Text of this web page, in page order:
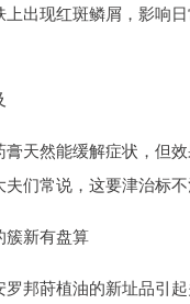
上出现红斑鳞屑，影响
膏天然能缓解症状，但
们常说，这要津治标
簇新有盘算
罗邦莳植油的新址品引